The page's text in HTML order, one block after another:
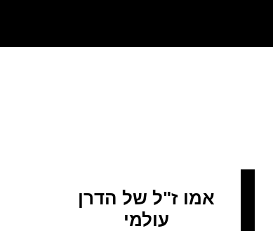
אמו ז"ל של הדרן
עולמי